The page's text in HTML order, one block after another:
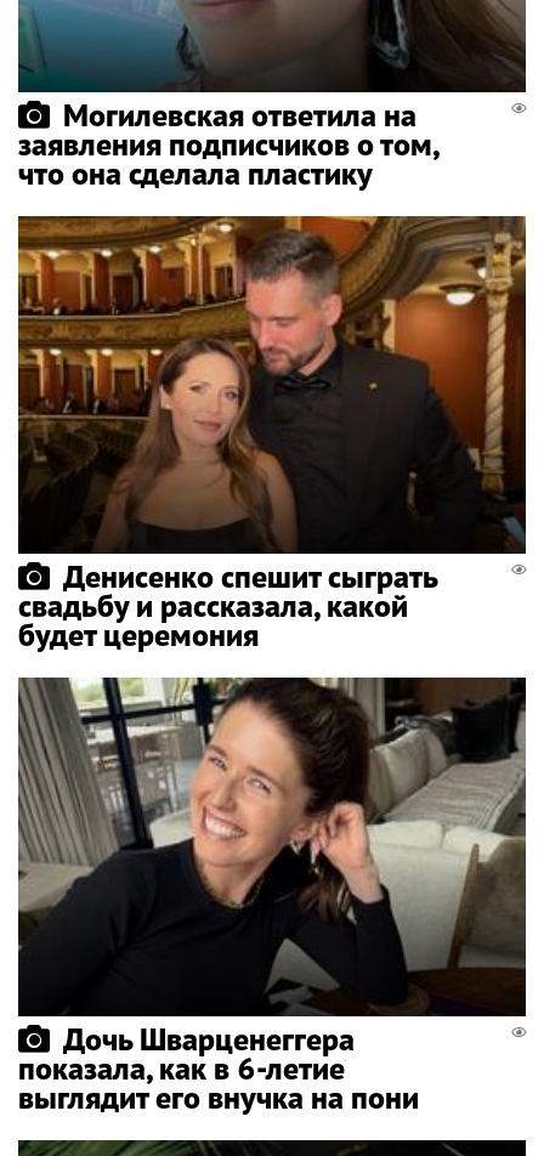
Могилевская ответила на
заявления подписчиков о том,
что она сделала пластику
Денисенко спешит сыграть
свадьбу и рассказала, какой
будет церемония
Дочь Шварценеггера
показала, как в 6-летие
выглядит его внучка на пони